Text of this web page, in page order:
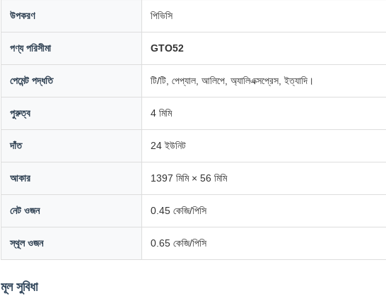
উপকরণ পিভিসি
পণ্য পরিসীমা GTO52
পেমেন্ট পদ্ধতি টি/টি, পেপ্যাল, আলিপে, অ্যালিএক্সপ্রেস, ইত্যাদি।
পুরুত্ব 4 মিমি
দাঁত 24 ইউনিট
আকার 1397 মিমি × 56 মিমি
নেট ওজন 0.45 কেজি/পিসি
স্থূল ওজন 0.65 কেজি/পিসি
মূল সুবিধা